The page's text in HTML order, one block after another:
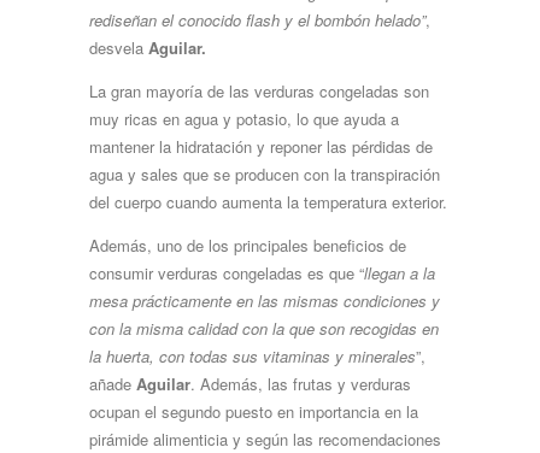
rediseñan el conocido flash y el bombón helado”,
desvela Aguilar.
La gran mayoría de las verduras congeladas son
muy ricas en agua y potasio, lo que ayuda a
mantener la hidratación y reponer las pérdidas de
agua y sales que se producen con la transpiración
del cuerpo cuando aumenta la temperatura exterior.
Además, uno de los principales beneficios de
consumir verduras congeladas es que “llegan a la
mesa prácticamente en las mismas condiciones y
con la misma calidad con la que son recogidas en
la huerta, con todas sus vitaminas y minerales”,
añade Aguilar. Además, las frutas y verduras
ocupan el segundo puesto en importancia en la
pirámide alimenticia y según las recomendaciones